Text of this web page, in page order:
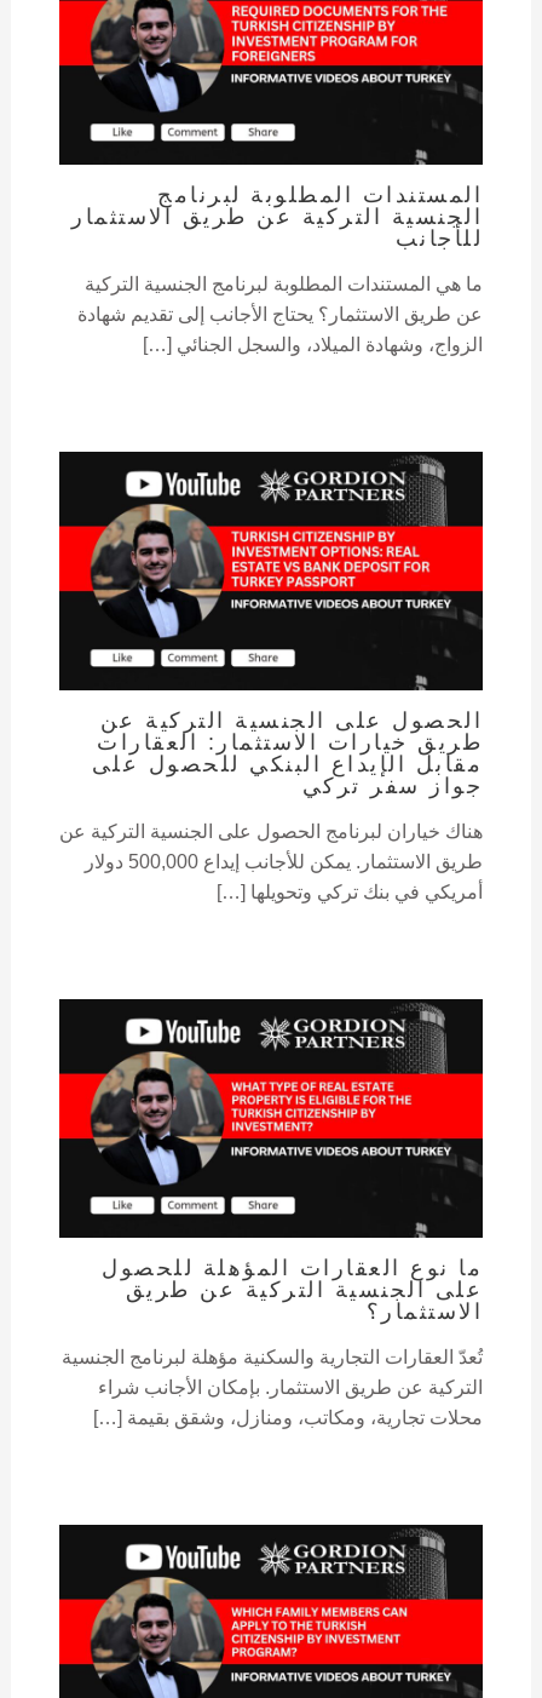
المستندات المطلوبة لبرنامج
الجنسية التركية عن طريق الاستثمار
للأجانب
ما هي المستندات المطلوبة لبرنامج الجنسية التركية
عن طريق الاستثمار؟ يحتاج الأجانب إلى تقديم شهادة
الزواج، وشهادة الميلاد، والسجل الجنائي […]
الحصول على الجنسية التركية عن
طريق خيارات الاستثمار: العقارات
مقابل الإيداع البنكي للحصول على
جواز سفر تركي
هناك خياران لبرنامج الحصول على الجنسية التركية عن
طريق الاستثمار. يمكن للأجانب إيداع 500,000 دولار
أمريكي في بنك تركي وتحويلها […]
ما نوع العقارات المؤهلة للحصول
على الجنسية التركية عن طريق
الاستثمار؟
تُعدّ العقارات التجارية والسكنية مؤهلة لبرنامج الجنسية
التركية عن طريق الاستثمار. بإمكان الأجانب شراء
محلات تجارية، ومكاتب، ومنازل، وشقق بقيمة […]